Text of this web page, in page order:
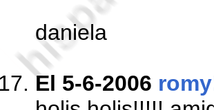
daniela
El 5-6-2006